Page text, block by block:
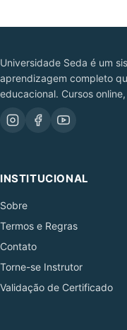
Universidade Seda é um
aprendizagem completo
educacional. Cursos
INSTITUCIONAL
Sobre
Termos e Regras
Contato
Torne-se Instrutor
Validação de Certificado